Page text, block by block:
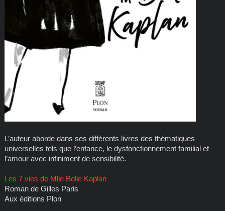
L’auteur aborde dans ses différents livres des thématiques
universelles tels que l’enfance, le dysfonctionnement familial et
l’amour avec infiniment de sensibilité.
Les 7 vies de Mlle Belle Kaplan
Roman de Gilles Paris
Aux éditions Plon